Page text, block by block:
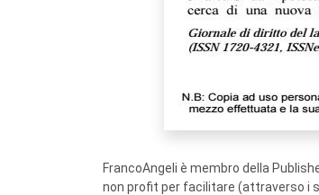
FrancoAngeli è membro della
non profit per facilitare (attraverso i